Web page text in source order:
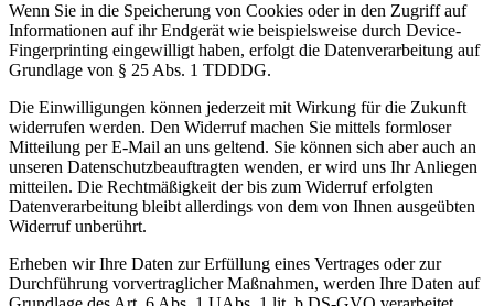
Wenn Sie in die Speicherung von Cookies oder in den Zugriff auf
Informationen auf ihr Endgerät wie beispielsweise durch Device-
Fingerprinting eingewilligt haben, erfolgt die Datenverarbeitung auf
Grundlage von § 25 Abs. 1 TDDDG.
Die Einwilligungen können jederzeit mit Wirkung für die Zukunft
widerrufen werden. Den Widerruf machen Sie mittels formloser
Mitteilung per E-Mail an uns geltend. Sie können sich aber auch an
unseren Datenschutzbeauftragten wenden, er wird uns Ihr Anliegen
mitteilen. Die Rechtmäßigkeit der bis zum Widerruf erfolgten
Datenverarbeitung bleibt allerdings von dem von Ihnen ausgeübten
Widerruf unberührt.
Erheben wir Ihre Daten zur Erfüllung eines Vertrages oder zur
Durchführung vorvertraglicher Maßnahmen, werden Ihre Daten auf